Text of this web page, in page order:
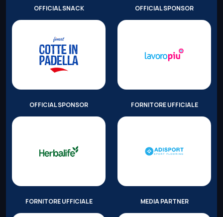
OFFICIAL SNACK OFFICIAL SPONSOR
OFFICIAL SPONSOR FORNITORE UFFICIALE
FORNITORE UFFICIALE MEDIA PARTNER